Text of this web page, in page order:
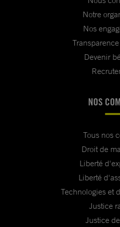
Notre
Nos
Devenir
NOS
Tous nos
Droit de
Liberté
Liberté
Technologies et
Justice
Justice